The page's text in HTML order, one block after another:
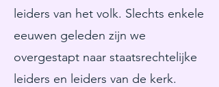
leiders van het volk. Slechts enkele
eeuwen geleden zijn we
overgestapt naar staatsrechtelijke
leiders en leiders van de kerk.